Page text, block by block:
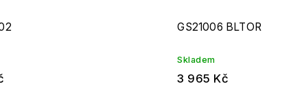
GS21006 BLTOR
Skladem
3 965 Kč